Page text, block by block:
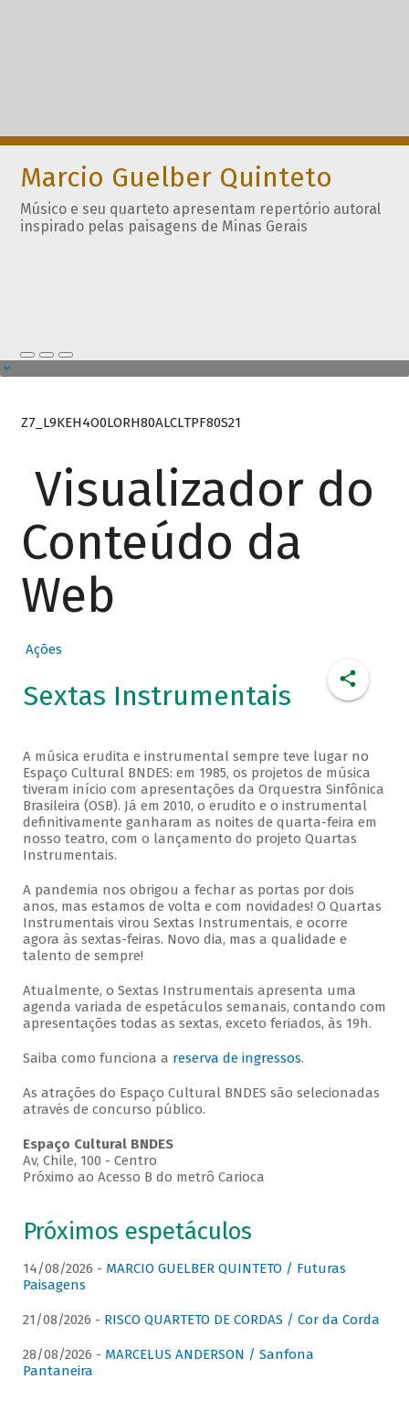
Marcio Guelber Quinteto
Músico e seu quarteto apresentam repertório autoral
inspirado pelas paisagens de Minas Gerais
Z7_L9KEH4O0LORH80ALCLTPF80S21
Visualizador do
Conteúdo da
Web
Ações
Sextas Instrumentais
A música erudita e instrumental sempre teve lugar no
Espaço Cultural BNDES: em 1985, os projetos de música
tiveram início com apresentações da Orquestra Sinfônica
Brasileira (OSB). Já em 2010, o erudito e o instrumental
definitivamente ganharam as noites de quarta-feira em
nosso teatro, com o lançamento do projeto Quartas
Instrumentais.
A pandemia nos obrigou a fechar as portas por dois
anos, mas estamos de volta e com novidades! O Quartas
Instrumentais virou Sextas Instrumentais, e ocorre
agora às sextas-feiras. Novo dia, mas a qualidade e
talento de sempre!
Atualmente, o Sextas Instrumentais apresenta uma
agenda variada de espetáculos semanais, contando com
apresentações todas as sextas, exceto feriados, às 19h.
Saiba como funciona a reserva de ingressos.
As atrações do Espaço Cultural BNDES são selecionadas
através de concurso público.
Espaço Cultural BNDES
Av, Chile, 100 - Centro
Próximo ao Acesso B do metrô Carioca
Próximos espetáculos
14/08/2026 - MARCIO GUELBER QUINTETO / Futuras
Paisagens
21/08/2026 - RISCO QUARTETO DE CORDAS / Cor da Corda
28/08/2026 - MARCELUS ANDERSON / Sanfona
Pantaneira